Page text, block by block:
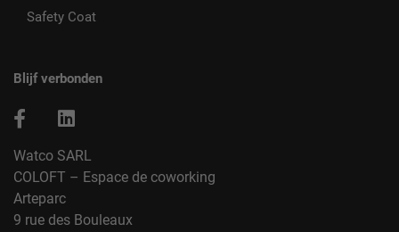
Safety Coat
Blijf verbonden
Watco SARL
COLOFT – Espace de coworking
Arteparc
9 rue des Bouleaux